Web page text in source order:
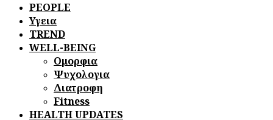
PEOPLE
Υγεια
TREND
WELL-BEING
Ομορφια
Ψυχολογια
Διατροφη
Fitness
HEALTH UPDATES